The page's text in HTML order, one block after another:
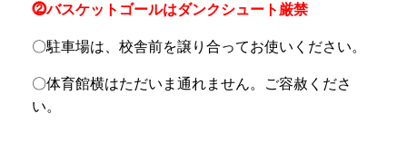
⓶バスケットゴールはダンクシュート厳禁
〇駐車場は、校舎前を譲り合ってお使いください。
〇体育館横はただいま通れません。ご容赦くださ
い。